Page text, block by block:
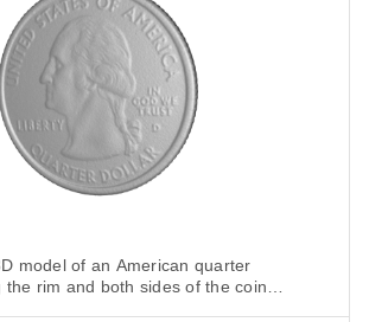
model of an American quarter
the rim and both sides of the coin